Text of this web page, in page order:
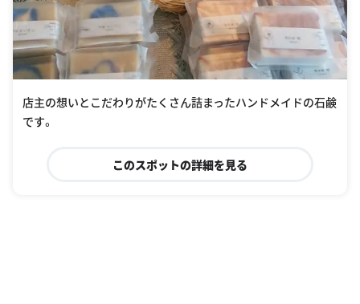
店主の想いとこだわりがたくさん詰まったハンドメイドの石鹸
です。
このスポットの詳細を見る